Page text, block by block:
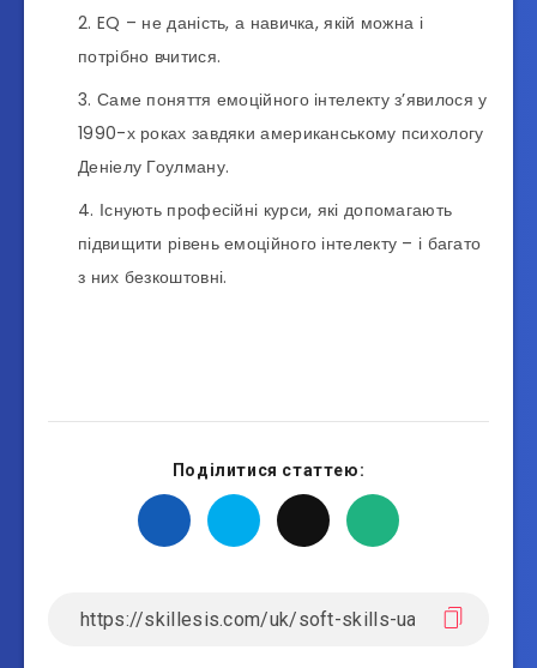
EQ – не даність, а навичка, якій можна і
потрібно вчитися.
Саме поняття емоційного інтелекту з’явилося у
1990-х роках завдяки американському психологу
Деніелу Гоулману.
Існують професійні курси, які допомагають
підвищити рівень емоційного інтелекту – і багато
з них безкоштовні.
Поділитися статтею: